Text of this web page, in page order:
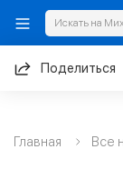
Главная Все
Поделиться